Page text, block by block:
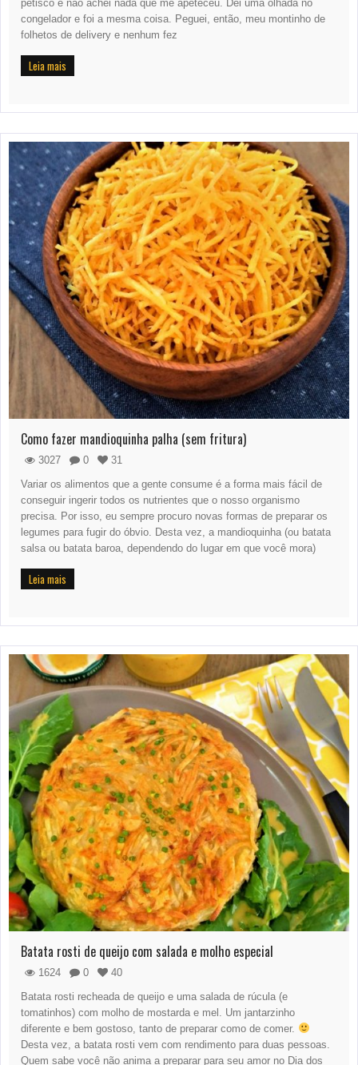
petisco e não achei nada que me apeteceu. Dei uma olhada no
congelador e foi a mesma coisa. Peguei, então, meu montinho de
folhetos de delivery e nenhum fez
Leia mais
Como fazer mandioquinha palha (sem fritura)
3027 0
31
Variar os alimentos que a gente consume é a forma mais fácil de
conseguir ingerir todos os nutrientes que o nosso organismo
precisa. Por isso, eu sempre procuro novas formas de preparar os
legumes para fugir do óbvio. Desta vez, a mandioquinha (ou batata
salsa ou batata baroa, dependendo do lugar em que você mora)
Leia mais
Batata rosti de queijo com salada e molho especial
1624 0
40
Batata rosti recheada de queijo e uma salada de rúcula (e
tomatinhos) com molho de mostarda e mel. Um jantarzinho
diferente e bem gostoso, tanto de preparar como de comer.
Desta vez, a batata rosti vem com rendimento para duas pessoas.
Quem sabe você não anima a preparar para seu amor no Dia dos